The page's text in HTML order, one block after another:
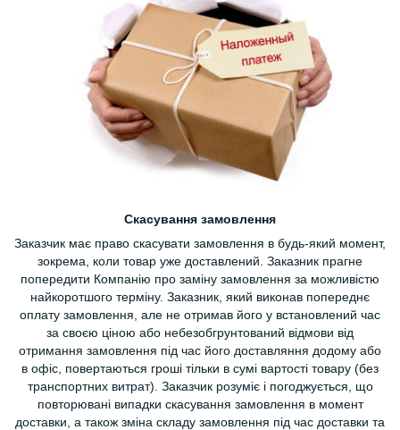
Скасування замовлення
Заказчик має право скасувати замовлення в будь-який момент,
зокрема, коли товар уже доставлений. Заказник прагне
попередити Компанію про заміну замовлення за можливістю
найкоротшого терміну. Заказник, який виконав попереднє
оплату замовлення, але не отримав його у встановлений час
за своєю ціною або небезобгрунтований відмови від
отримання замовлення під час його доставляння додому або
в офіс, повертаються гроші тільки в сумі вартості товару (без
транспортних витрат). Заказчик розуміє і погоджується, що
повторювані випадки скасування замовлення в момент
доставки, а також зміна складу замовлення під час доставки та